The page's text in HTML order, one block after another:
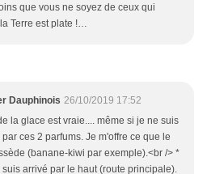
que vous ne soyez de ceux qui
Terre est plate !…
Dauphinois 26/10/2019 17:52
la glace est vraie.... même si je ne suis
ces 2 parfums. Je m'offre ce que le
(banane-kiwi par exemple).<br /> *
suis arrivé par le haut (route principale).